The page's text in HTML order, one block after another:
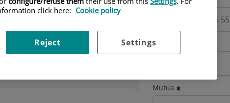
Email
Mutua
click here: Cookie policy
Settings
Reject